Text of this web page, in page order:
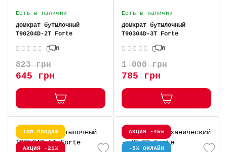
Есть в наличии
Домкрат бутылочный
T90204D-2T Forte
0
823 грн
645 грн
Есть в наличии
Домкрат бутылочный
T90304D-3T Forte
0
1 000 грн
785 грн
Топ продаж
АКЦИЯ -21%
АКЦИЯ -45%
-5% ОНЛАЙН